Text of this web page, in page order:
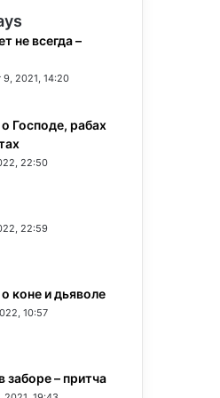
не всегда –
9, 2021, 14:20
Господе, рабах
22:50
22:59
коне и дьяволе
10:57
заборе – притча